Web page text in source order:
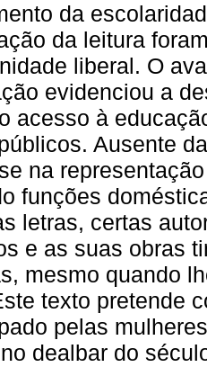
da
da leitura
liberal. O
evidenciou a
acesso à
Ausente
na
funções
letras, certas
e as suas obras
mesmo quando
texto pretende
pelas
dealbar do